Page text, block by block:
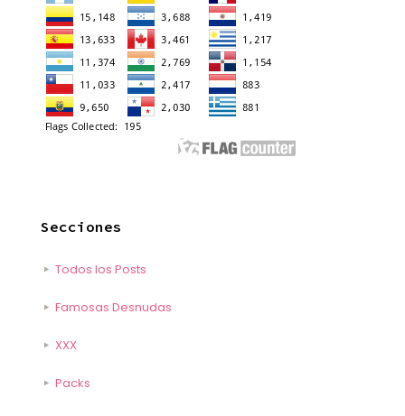
Secciones
Todos los Posts
Famosas Desnudas
XXX
Packs